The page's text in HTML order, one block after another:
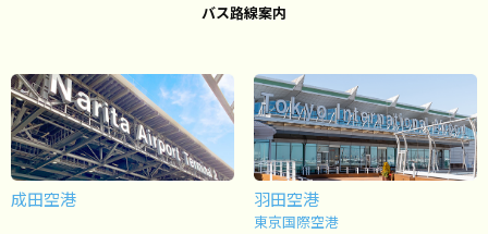
バス路線案内
成田空港 羽田空港
東京国際空港